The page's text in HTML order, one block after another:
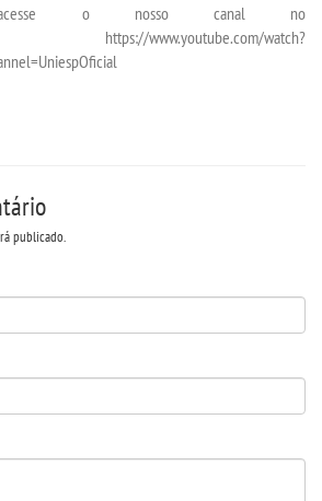
o nosso canal no
www.youtube.com/watch?
publicado.